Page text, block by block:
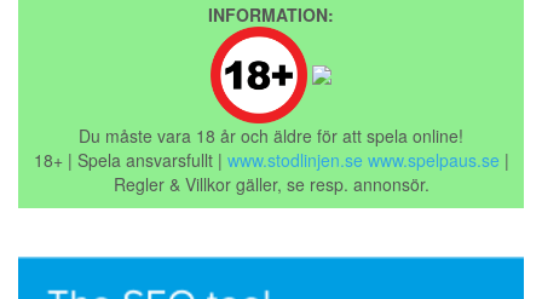
INFORMATION:
Du måste vara 18 år och äldre för att spela online!
18+ | Spela ansvarsfullt | www.stodlinjen.se www.spelpaus.se |
Regler & Villkor gäller, se resp. annonsör.